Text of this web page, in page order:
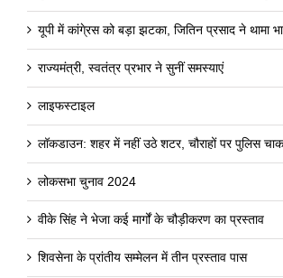
यूपी में कांगे्रस को बड़ा झटका, जितिन प्रसाद ने थामा
राज्यमंत्री, स्वतंत्र प्रभार ने सुनीं समस्याएं
लाइफस्टाइल
लॉकडाउन: शहर में नहीं उठे शटर, चौराहों पर पुलिस
लोकसभा चुनाव 2024
वीके सिंह ने भेजा कई मार्गों के चौड़ीकरण का प्रस्ताव
शिवसेना के प्रांतीय सम्मेलन में तीन प्रस्ताव पास